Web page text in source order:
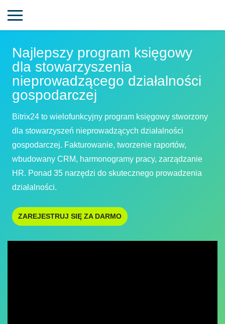
Najlepszy program księgowy
dla stowarzyszenia
nieprowadzącego działalności
gospodarczej
Bitrix24 to wielofunkcyjny program księgowy stworzony
dla stowarzyszeń nieprowadzących działalności
gospodarczej. Fakturowanie, tworzenie raportów,
wbudowany CRM, harmonogramy pracy, zarządzanie
HR. Ponad 35 narzędzi do skutecznego prowadzenia
działalności.
ZAREJESTRUJ SIĘ ZA DARMO